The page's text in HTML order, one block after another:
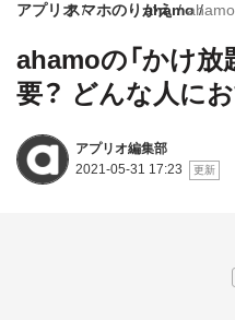
アプリオスマホのりかえ
ahamo
ahamoの「かけ放
要？ どんな人に
アプリオ編集部
2021-05-31 17:23